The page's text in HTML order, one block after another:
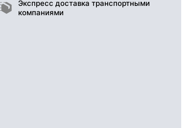
Экспресс доставка транспортными
компаниями